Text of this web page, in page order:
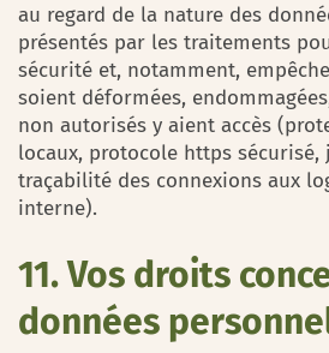
au regard de la nature des
présentés par les traitements
sécurité et, notamment,
soient déformées,
non autorisés y aient accès
locaux, protocole https
traçabilité des connexions aux
interne).
11. Vos droits
données